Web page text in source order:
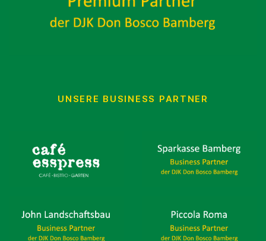
UNSERE BUSINESS PARTNER